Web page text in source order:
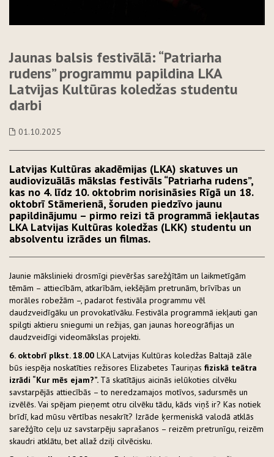
Jaunas balsis festivālā: “Patriarha
rudens” programmu papildina LKA
Latvijas Kultūras koledžas studentu
darbi
01.10.2025
Latvijas Kultūras akadēmijas (LKA) skatuves un
audiovizuālās mākslas festivāls “Patriarha rudens”,
kas no 4. līdz 10. oktobrim norisināsies Rīgā un 18.
oktobrī Stāmerienā, šoruden piedzīvo jaunu
papildinājumu – pirmo reizi tā programmā iekļautas
LKA Latvijas Kultūras koledžas (LKK) studentu un
absolventu izrādes un filmas.
Jaunie mākslinieki drosmīgi pievēršas sarežģītām un laikmetīgām
tēmām – attiecībām, atkarībām, iekšējām pretrunām, brīvības un
morāles robežām –, padarot festivāla programmu vēl
daudzveidīgāku un provokatīvāku. Festivāla programmā iekļauti gan
spilgti aktieru sniegumi un režijas, gan jaunas horeogrāfijas un
daudzveidīgi videomākslas projekti.
6. oktobrī plkst. 18.00 LKA Latvijas Kultūras koledžas Baltajā zāle
būs iespēja noskatīties režisores Elizabetes Tauriņas fiziskā teātra
izrādi “Kur mēs ejam?”. Tā skatītājus aicinās ielūkoties cilvēku
savstarpējās attiecībās – to neredzamajos motīvos, sadursmēs un
izvēlēs. Vai spējam pieņemt otru cilvēku tādu, kāds viņš ir? Kas notiek
brīdī, kad mūsu vērtības nesakrīt? Izrāde ķermeniskā valodā atklās
sarežģīto ceļu uz savstarpēju saprašanos – reizēm pretrunīgu, reizēm
skaudri atklātu, bet allaž dziļi cilvēcisku.